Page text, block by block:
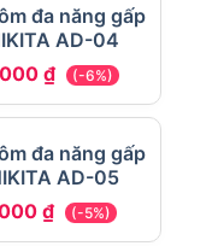
đa năng gấp
AD-04
₫ (-6%)
đa năng gấp
AD-05
₫ (-5%)